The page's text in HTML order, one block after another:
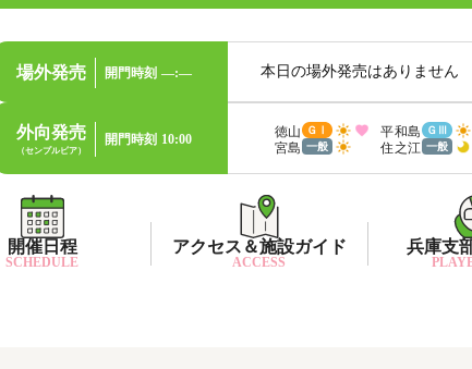
場外発売 開門時刻 —:— 本日の場外発売はありません
外向発売
（センプルピア）
開門時刻 10:00 徳山 ＧⅠ 平和島 ＧⅢ
宮島 一般 住之江 一般
開催日程
SCHEDULE
アクセス＆施設ガイド
ACCESS
兵庫支